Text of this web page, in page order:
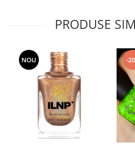
PRODUSE
NOU -